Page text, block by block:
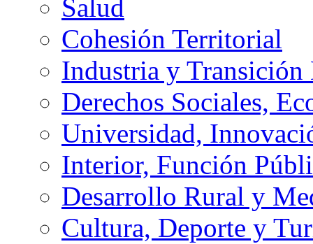
Salud
Cohesión Territorial
Industria y
Derechos Sociales,
Universidad,
Interior, Función
Desarrollo Rural y
Cultura, Deporte y